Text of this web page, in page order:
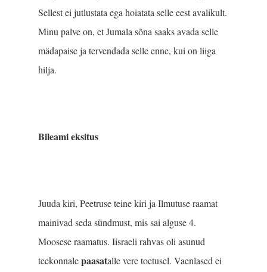
Sellest ei jutlustata ega hoiatata selle eest avalikult.
Minu palve on, et Jumala sõna saaks avada selle
mädapaise ja tervendada selle enne, kui on liiga
hilja.
Bileami eksitus
Juuda kiri, Peetruse teine kiri ja Ilmutuse raamat
mainivad seda sündmust, mis sai alguse 4.
Moosese raamatus. Iisraeli rahvas oli asunud
teekonnalepaasatalle vere toetusel. Vaenlased ei